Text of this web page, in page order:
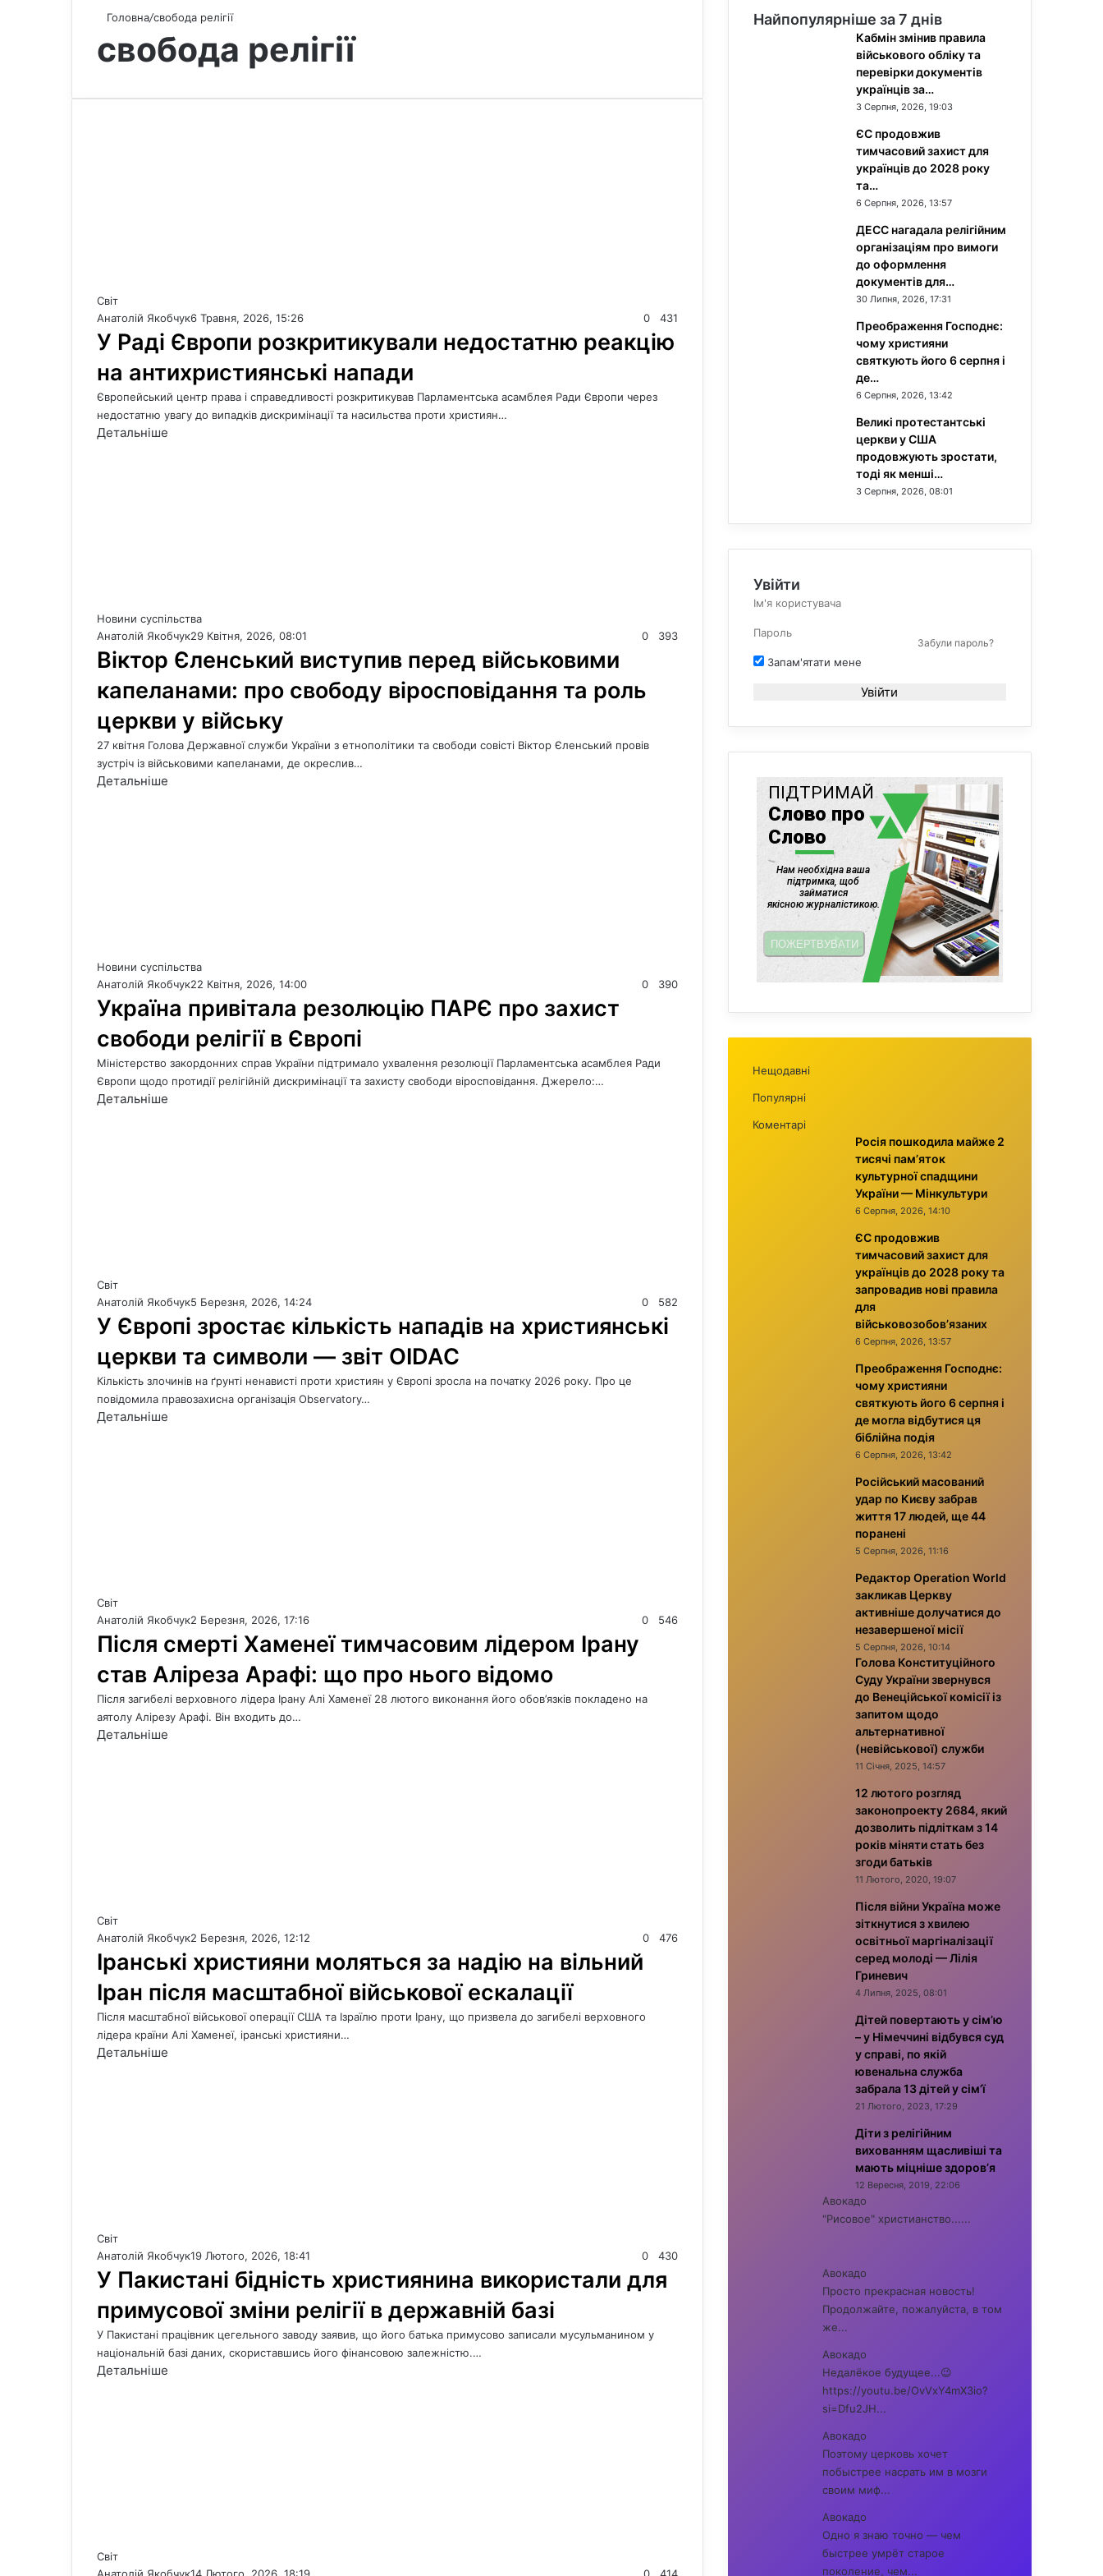
Головна/свобода релігії
свобода релігії
Світ
Анатолій Якобчук6 Травня, 2026, 15:26 0 431
У Раді Європи розкритикували недостатню реакцію
на антихристиянські напади
Європейський центр права і справедливості розкритикував Парламентська асамблея Ради Європи через
недостатню увагу до випадків дискримінації та насильства проти християн…
Детальніше
Новини суспільства
Анатолій Якобчук29 Квітня, 2026, 08:01 0 393
Віктор Єленський виступив перед військовими
капеланами: про свободу віросповідання та роль
церкви у війську
27 квітня Голова Державної служби України з етнополітики та свободи совісті Віктор Єленський провів
зустріч із військовими капеланами, де окреслив…
Детальніше
Новини суспільства
Анатолій Якобчук22 Квітня, 2026, 14:00 0 390
Україна привітала резолюцію ПАРЄ про захист
свободи релігії в Європі
Міністерство закордонних справ України підтримало ухвалення резолюції Парламентська асамблея Ради
Європи щодо протидії релігійній дискримінації та захисту свободи віросповідання. Джерело:…
Детальніше
Світ
Анатолій Якобчук5 Березня, 2026, 14:24 0 582
У Європі зростає кількість нападів на християнські
церкви та символи — звіт OIDAC
Кількість злочинів на ґрунті ненависті проти християн у Європі зросла на початку 2026 року. Про це
повідомила правозахисна організація Observatory…
Детальніше
Світ
Анатолій Якобчук2 Березня, 2026, 17:16 0 546
Після смерті Хаменеї тимчасовим лідером Ірану
став Аліреза Арафі: що про нього відомо
Після загибелі верховного лідера Ірану Алі Хаменеї 28 лютого виконання його обов’язків покладено на
аятолу Алірезу Арафі. Він входить до…
Детальніше
Світ
Анатолій Якобчук2 Березня, 2026, 12:12 0 476
Іранські християни моляться за надію на вільний
Іран після масштабної військової ескалації
Після масштабної військової операції США та Ізраїлю проти Ірану, що призвела до загибелі верховного
лідера країни Алі Хаменеї, іранські християни…
Детальніше
Світ
Анатолій Якобчук19 Лютого, 2026, 18:41 0 430
У Пакистані бідність християнина використали для
примусової зміни релігії в державній базі
У Пакистані працівник цегельного заводу заявив, що його батька примусово записали мусульманином у
національній базі даних, скориставшись його фінансовою залежністю.…
Детальніше
Світ
Найпопулярніше за 7 днів
Кабмін змінив правила
військового обліку та
перевірки документів
українців за…
3 Серпня, 2026, 19:03
ЄС продовжив
тимчасовий захист для
українців до 2028 року
та…
6 Серпня, 2026, 13:57
ДЕСС нагадала релігійним
організаціям про вимоги
до оформлення
документів для…
30 Липня, 2026, 17:31
Преображення Господнє:
чому християни
святкують його 6 серпня і
де…
6 Серпня, 2026, 13:42
Великі протестантські
церкви у США
продовжують зростати,
тоді як менші…
3 Серпня, 2026, 08:01
Увійти
Забули пароль?
Запам'ятати мене
Увійти
Нещодавні
Популярні
Коментарі
Росія пошкодила майже 2
тисячі пам’яток
культурної спадщини
України — Мінкультури
6 Серпня, 2026, 14:10
ЄС продовжив
тимчасовий захист для
українців до 2028 року та
запровадив нові правила
для
військовозобов’язаних
6 Серпня, 2026, 13:57
Преображення Господнє:
чому християни
святкують його 6 серпня і
де могла відбутися ця
біблійна подія
6 Серпня, 2026, 13:42
Російський масований
удар по Києву забрав
життя 17 людей, ще 44
поранені
5 Серпня, 2026, 11:16
Редактор Operation World
закликав Церкву
активніше долучатися до
незавершеної місії
5 Серпня, 2026, 10:14
Голова Конституційного
Суду України звернувся
до Венеційської комісії із
запитом щодо
альтернативної
(невійськової) служби
11 Січня, 2025, 14:57
12 лютого розгляд
законопроекту 2684, який
дозволить підліткам з 14
років міняти стать без
згоди батьків
11 Лютого, 2020, 19:07
Після війни Україна може
зіткнутися з хвилею
освітньої маргіналізації
серед молоді — Лілія
Гриневич
4 Липня, 2025, 08:01
Дітей повертають у сім’ю
– у Німеччині відбувся суд
у справі, по якій
ювенальна служба
забрала 13 дітей у сім’ї
21 Лютого, 2023, 17:29
Діти з релігійним
вихованням щасливіші та
мають міцніше здоров’я
12 Вересня, 2019, 22:06
Авокадо
"Рисовое" христианство......
Авокадо
Просто прекрасная новость!
Продолжайте, пожалуйста, в том
же...
Авокадо
Недалёкое будущее...😉
https://youtu.be/OvVxY4mX3io?
si=Dfu2JH...
Авокадо
Поэтому церковь хочет
побыстрее насрать им в мозги
своим миф...
Авокадо
Одно я знаю точно — чем
быстрее умрёт старое
поколение, чем...